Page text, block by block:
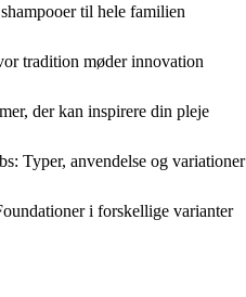
til hele familien
tradition møder innovation
der kan inspirere din pleje
Typer, anvendelse og variationer
i forskellige varianter